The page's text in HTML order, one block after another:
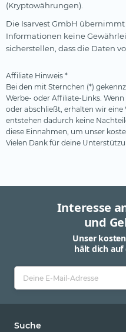
(Kryptowährungen).
Die Isarvest GmbH
Informationen keine
sicherstellen, dass die Daten
Affiliate Hinweis *
Bei den mit Sternchen (*)
Werbe- oder Affiliate-Links.
oder abschließt, erhalten wir
entstehen dadurch keine
diese Einnahmen, um unser
Vielen Dank für deine
Interesse
und
Unser
hält dich auf
Suche